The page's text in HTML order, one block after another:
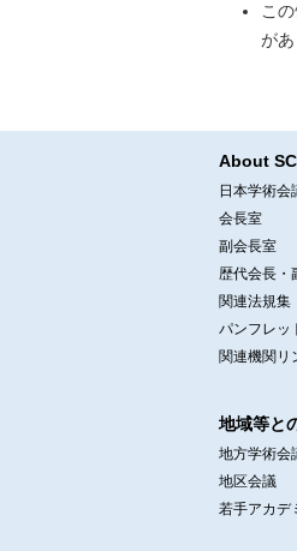
こ
が
About
日本学術会
会長室
副会長室
歴代会長・
関連法規集
パンフレッ
関連機関リ
地域等と
地方学術会
地区会議
若手アカデ